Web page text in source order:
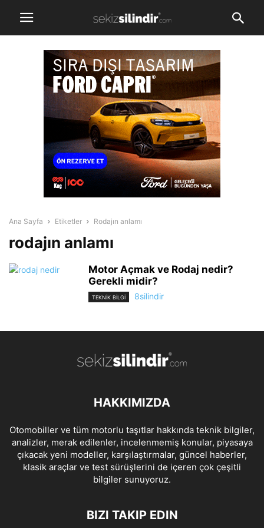
Ana Sayfa Etiketler Rodajın anlamı
rodajın anlamı
Motor Açmak ve Rodaj nedir?
Gerekli midir?
TEKNİK BİLGİ 8silindir
HAKKIMIZDA
Otomobiller ve tüm motorlu taşıtlar hakkında teknik bilgiler,
analizler, merak edilenler, incelenmemiş konular, piyasaya
çıkacak yeni modeller, karşılaştırmalar, güncel haberler,
klasik araçlar ve test sürüşlerini de içeren çok çeşitli
bilgiler sunuyoruz.
BIZI TAKIP EDIN